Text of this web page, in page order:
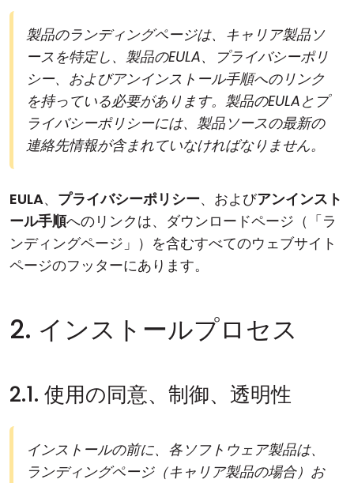
製品のランディングページは、キャリア製品ソ
ースを特定し、製品のEULA、プライバシーポリ
シー、およびアンインストール手順へのリンク
を持っている必要があります。製品のEULAとプ
ライバシーポリシーには、製品ソースの最新の
連絡先情報が含まれていなければなりません。
EULA、 プライバシーポリシー、およびアンインスト
ール手順へのリンクは、ダウンロードページ（「ラ
ンディングページ」）を含むすべてのウェブサイト
ページのフッターにあります。
2. インストールプロセス
2.1. 使用の同意、制御、透明性
インストールの前に、各ソフトウェア製品は、
ランディングページ（キャリア製品の場合）お